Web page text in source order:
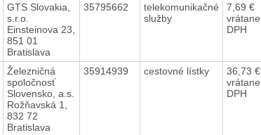
GTS Slovakia,
s.r.o.
Einsteinova 23,
851 01
Bratislava
35795662
telekomunikačné
služby
7,69 €
vrátane
DPH
Železničná
spoločnosť
Slovensko, a.s.
Rožňavská 1,
832 72
Bratislava
35914939 cestovné lístky
36,73 €
vrátane
DPH